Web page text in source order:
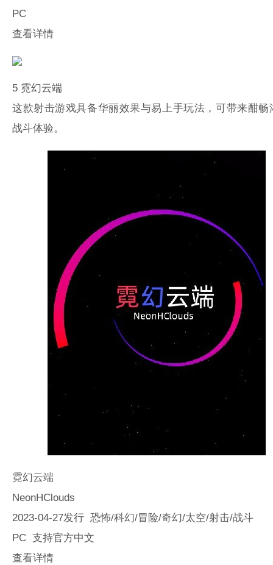
PC
查看详情
5 霓幻云端
这款射击游戏具备华丽效果与易上手玩法，可带来酣畅
战斗体验。
霓幻云端
NeonHClouds
2023-04-27发行 恐怖/科幻/冒险/奇幻/太空/射击/战斗
PC 支持官方中文
查看详情